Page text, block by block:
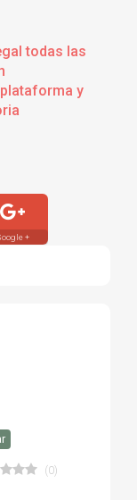
todas las
y
+
(0)